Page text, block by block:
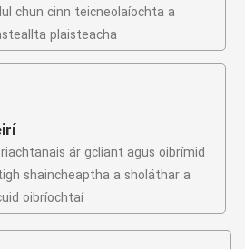
chun cinn teicneolaíochta a
plaisteacha
ár gcliant agus oibrímid
shaincheaptha a sholáthar a
oibríochtaí